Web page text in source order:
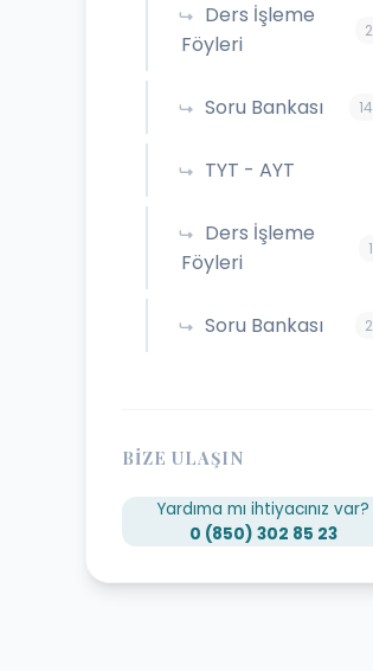
Ders İşleme
Föyleri
2
Soru Bankası 14
TYT - AYT
Ders İşleme
Föyleri
1
Soru Bankası 2
BIZE ULAŞIN
Yardıma mı ihtiyacınız var?
0 (850) 302 85 23